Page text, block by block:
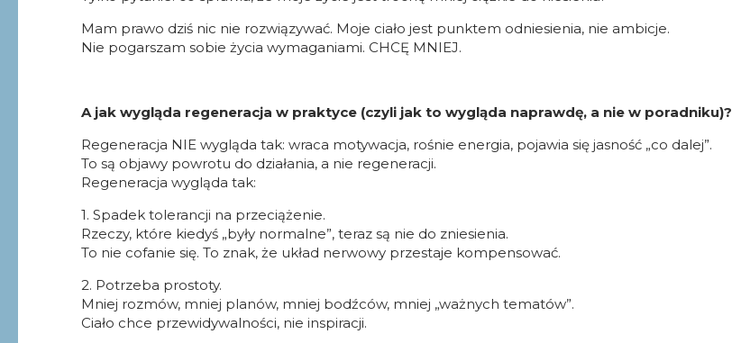
Mam prawo dziś nic nie rozwiązywać. Moje ciało jest punktem odniesienia, nie ambicje.
Nie pogarszam sobie życia wymaganiami. CHCĘ MNIEJ.
A jak wygląda regeneracja w praktyce (czyli jak to wygląda naprawdę, a nie w poradniku)?
Regeneracja NIE wygląda tak: wraca motywacja, rośnie energia, pojawia się jasność „co dalej”.
To są objawy powrotu do działania, a nie regeneracji.
Regeneracja wygląda tak:
1. Spadek tolerancji na przeciążenie.
Rzeczy, które kiedyś „były normalne”, teraz są nie do zniesienia.
To nie cofanie się. To znak, że układ nerwowy przestaje kompensować.
2. Potrzeba prostoty.
Mniej rozmów, mniej planów, mniej bodźców, mniej „ważnych tematów”.
Ciało chce przewidywalności, nie inspiracji.